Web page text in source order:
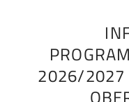
2026/2027